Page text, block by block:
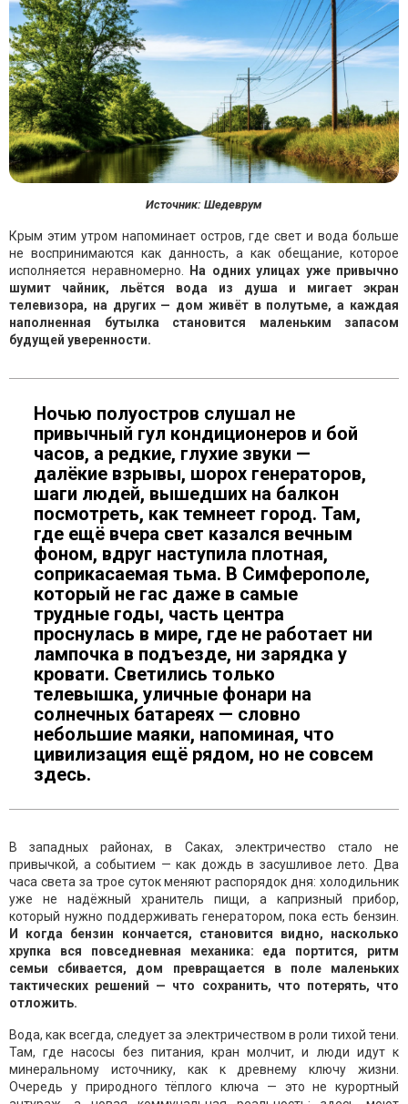
Источник: Шедеврум
Крым этим утром напоминает остров, где свет и вода больше
не воспринимаются как данность, а как обещание, которое
исполняется неравномерно.
На одних улицах уже привычно
шумит чайник, льётся вода из душа и мигает экран
телевизора, на других — дом живёт в полутьме, а каждая
наполненная бутылка становится маленьким запасом
будущей уверенности.
Ночью полуостров слушал не
привычный гул кондиционеров и бой
часов, а редкие, глухие звуки —
далёкие взрывы, шорох генераторов,
шаги людей, вышедших на балкон
посмотреть, как темнеет город. Там,
где ещё вчера свет казался вечным
фоном, вдруг наступила плотная,
соприкасаемая тьма. В Симферополе,
который не гас даже в самые
трудные годы, часть центра
проснулась в мире, где не работает ни
лампочка в подъезде, ни зарядка у
кровати. Светились только
телевышка, уличные фонари на
солнечных батареях — словно
небольшие маяки, напоминая, что
цивилизация ещё рядом, но не совсем
здесь.
В западных районах, в Саках, электричество стало не
привычкой, а событием — как дождь в засушливое лето. Два
часа света за трое суток меняют распорядок дня: холодильник
уже не надёжный хранитель пищи, а капризный прибор,
который нужно поддерживать генератором, пока есть бензин.
И когда бензин кончается, становится видно, насколько
хрупка вся повседневная механика: еда портится, ритм
семьи сбивается, дом превращается в поле маленьких
тактических решений — что сохранить, что потерять, что
отложить.
Вода, как всегда, следует за электричеством в роли тихой тени.
Там, где насосы без питания, кран молчит, и люди идут к
минеральному источнику, как к древнему ключу жизни.
Очередь у природного тёплого ключа — это не курортный